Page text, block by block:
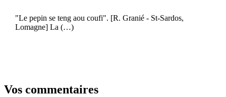
"Le pepin se teng aou coufi". [R. Granié - St-Sardos,
Lomagne] La (…)
Vos commentaires